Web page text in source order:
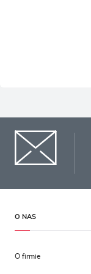
O NAS
O firmie